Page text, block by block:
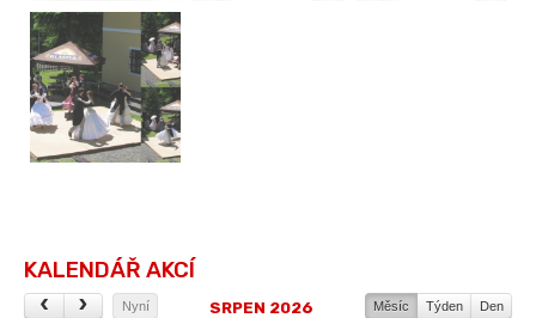
KALENDÁŘ AKCÍ
Nyní Měsíc Týden Den
SRPEN 2026